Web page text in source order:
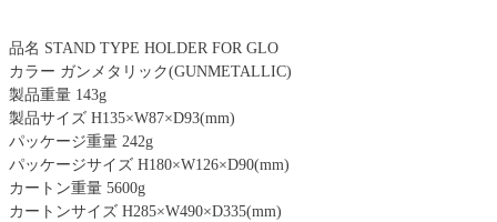
品名 STAND TYPE HOLDER FOR GLO
カラー ガンメタリック(GUNMETALLIC)
製品重量 143g
製品サイズ H135×W87×D93(mm)
パッケージ重量 242g
パッケージサイズ H180×W126×D90(mm)
カートン重量 5600g
カートンサイズ H285×W490×D335(mm)